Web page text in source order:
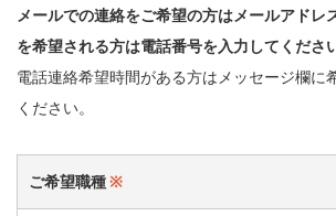
メールでの連絡をご希望の方はメールアドレ
を希望される方は電話番号を入力してください
電話連絡希望時間がある方はメッセージ欄に
ください。
ご希望職種※